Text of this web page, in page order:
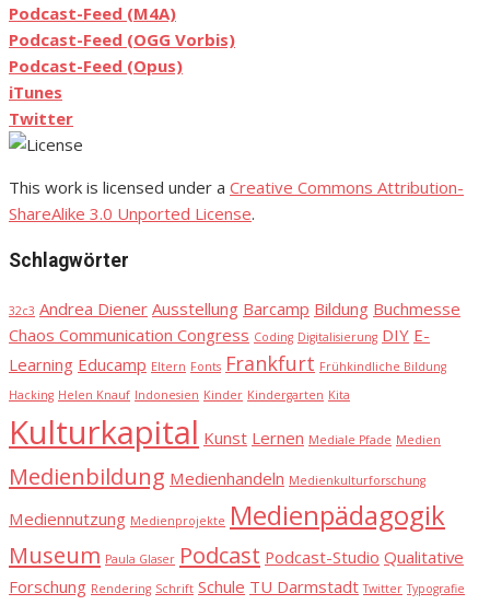
Podcast-Feed (M4A)
Podcast-Feed (OGG Vorbis)
Podcast-Feed (Opus)
iTunes
Twitter
This work is licensed under a Creative Commons Attribution-
ShareAlike 3.0 Unported License.
Schlagwörter
32c3 Andrea Diener Ausstellung Barcamp Bildung Buchmesse
Chaos Communication Congress Coding Digitalisierung DIY E-
Learning Educamp Eltern Fonts Frankfurt Frühkindliche Bildung
Hacking Helen Knauf Indonesien Kinder Kindergarten Kita
Kulturkapital Kunst Lernen Mediale Pfade Medien
Medienbildung Medienhandeln Medienkulturforschung
Mediennutzung Medienprojekte Medienpädagogik
Museum Paula Glaser Podcast Podcast-Studio Qualitative
Forschung Rendering Schrift Schule TU Darmstadt Twitter Typografie